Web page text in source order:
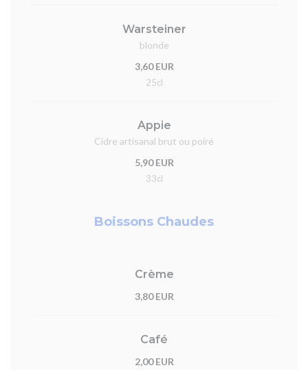
Warsteiner
blonde
3,60 EUR
25cl
Appie
Cidre artisanal brut ou poiré
5,90 EUR
33cl
Boissons Chaudes
Crème
3,80 EUR
Café
2,00 EUR